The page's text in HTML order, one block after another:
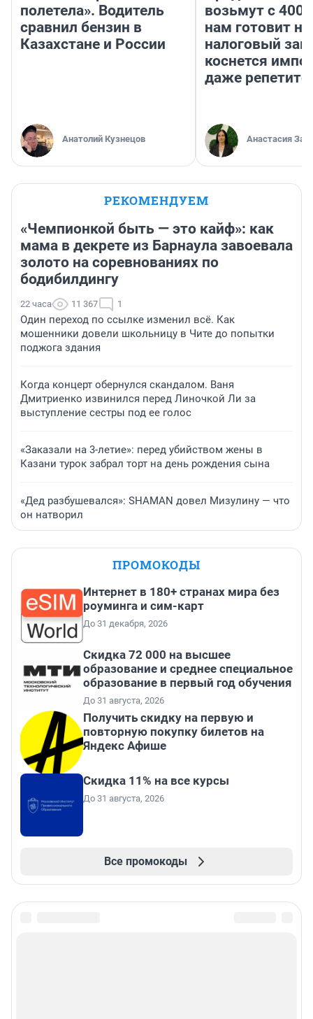
полетела». Водитель
сравнил бензин в
Казахстане и России
Анатолий Кузнецов
возьмут с
нам готовит
налоговый
коснется
даже
Анастасия
РЕКОМЕНДУЕМ
«Чемпионкой быть — это кайф»: как
мама в декрете из Барнаула завоевала
золото на соревнованиях по
бодибилдингу
22 часа 11 367 1
Один переход по ссылке изменил всё. Как
мошенники довели школьницу в Чите до попытки
поджога здания
Когда концерт обернулся скандалом. Ваня
Дмитриенко извинился перед Линочкой Ли за
выступление сестры под ее голос
«Заказали на 3-летие»: перед убийством жены в
Казани турок забрал торт на день рождения сына
«Дед разбушевался»: SHAMAN довел Мизулину — что
он натворил
ПРОМОКОДЫ
Интернет в 180+ странах мира без
роуминга и сим-карт
До 31 декабря, 2026
Скидка 72 000 на высшее
образование и среднее специальное
образование в первый год обучения
До 31 августа, 2026
Получить скидку на первую и
повторную покупку билетов на
Яндекс Афише
Скидка 11% на все курсы
До 31 августа, 2026
Все промокоды